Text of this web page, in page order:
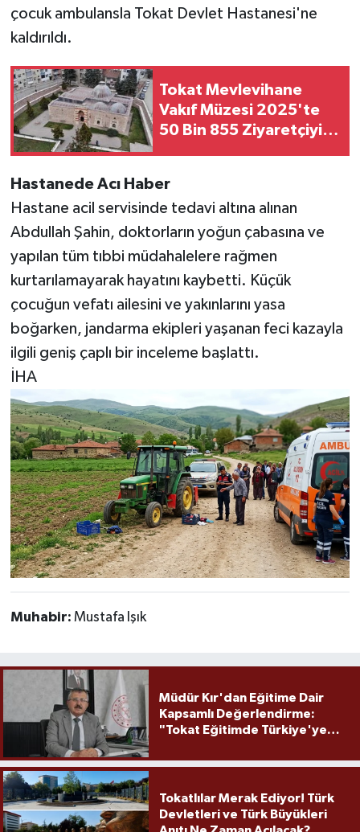
çocuk ambulansla Tokat Devlet Hastanesi'ne
kaldırıldı.
Tokat Mevlevihane
Vakıf Müzesi 2025'te
50 Bin 855 Ziyaretçiyi
Hastanede Acı Haber
Hastane acil servisinde tedavi altına alınan
Abdullah Şahin, doktorların yoğun çabasına ve
yapılan tüm tıbbi müdahalelere rağmen
kurtarılamayarak hayatını kaybetti. Küçük
çocuğun vefatı ailesini ve yakınlarını yasa
boğarken, jandarma ekipleri yaşanan feci kazayla
ilgili geniş çaplı bir inceleme başlattı.
İHA
Muhabir: Mustafa Işık
Müdür Kır'dan Eğitime Dair
Kapsamlı Değerlendirme:
"Tokat Eğitimde Türkiye'ye
Tokatlılar Merak Ediyor! Türk
Devletleri ve Türk Büyükleri